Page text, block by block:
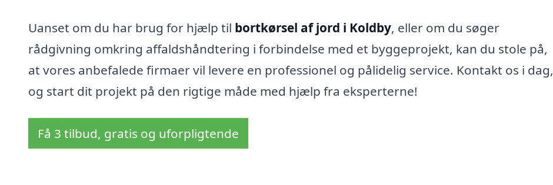
Uanset om du har brug for hjælp til bortkørsel af jord i Koldby, eller om du søger
rådgivning omkring affaldshåndtering i forbindelse med et byggeprojekt, kan du stole på,
at vores anbefalede firmaer vil levere en professionel og pålidelig service. Kontakt os i dag,
og start dit projekt på den rigtige måde med hjælp fra eksperterne!
Få 3 tilbud, gratis og uforpligtende